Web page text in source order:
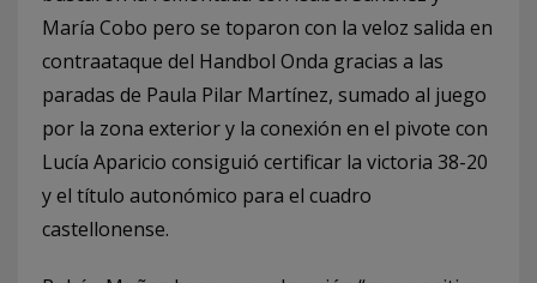
María Cobo pero se toparon con la veloz salida en
contraataque del Handbol Onda gracias a las
paradas de Paula Pilar Martínez, sumado al juego
por la zona exterior y la conexión en el pivote con
Lucía Aparicio consiguió certificar la victoria 38-20
y el título autonómico para el cuadro
castellonense.